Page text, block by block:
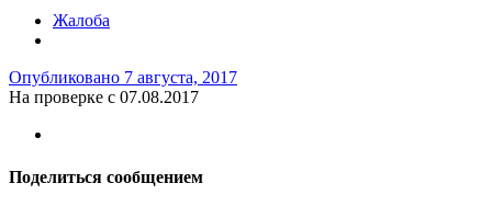
Жалоба
Опубликовано 7 августа, 2017
На проверке с 07.08.2017
Поделиться сообщением